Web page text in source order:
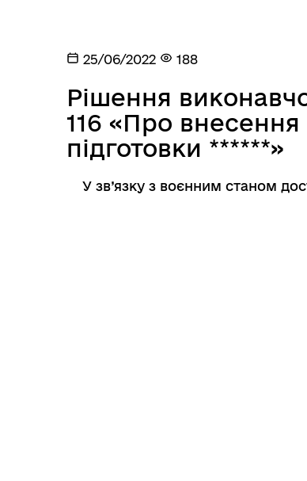
25/06/2022 188
Рішення
116 «Про
підготовки ******»
У зв’язку з воєнним станом